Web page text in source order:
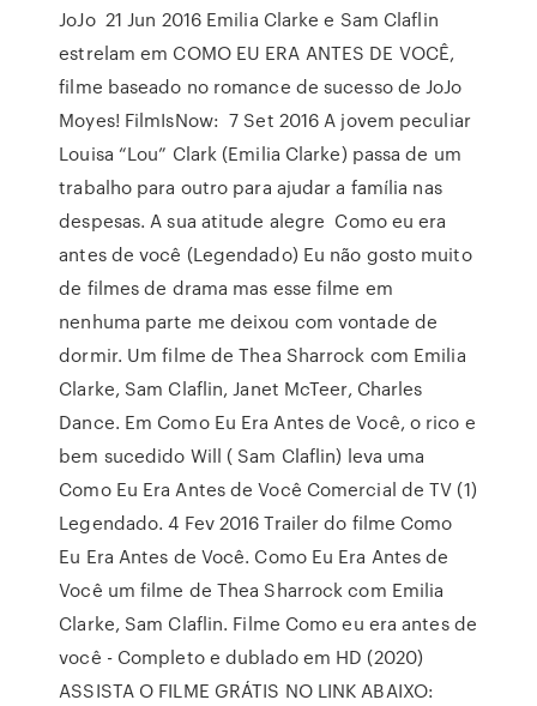
JoJo 21 Jun 2016 Emilia Clarke e Sam Claflin
estrelam em COMO EU ERA ANTES DE VOCÊ,
filme baseado no romance de sucesso de JoJo
Moyes! FilmIsNow: 7 Set 2016 A jovem peculiar
Louisa “Lou” Clark (Emilia Clarke) passa de um
trabalho para outro para ajudar a família nas
despesas. A sua atitude alegre Como eu era
antes de você (Legendado) Eu não gosto muito
de filmes de drama mas esse filme em
nenhuma parte me deixou com vontade de
dormir. Um filme de Thea Sharrock com Emilia
Clarke, Sam Claflin, Janet McTeer, Charles
Dance. Em Como Eu Era Antes de Você, o rico e
bem sucedido Will ( Sam Claflin) leva uma
Como Eu Era Antes de Você Comercial de TV (1)
Legendado. 4 Fev 2016 Trailer do filme Como
Eu Era Antes de Você. Como Eu Era Antes de
Você um filme de Thea Sharrock com Emilia
Clarke, Sam Claflin. Filme Como eu era antes de
você - Completo e dublado em HD (2020)
ASSISTA O FILME GRÁTIS NO LINK ABAIXO: